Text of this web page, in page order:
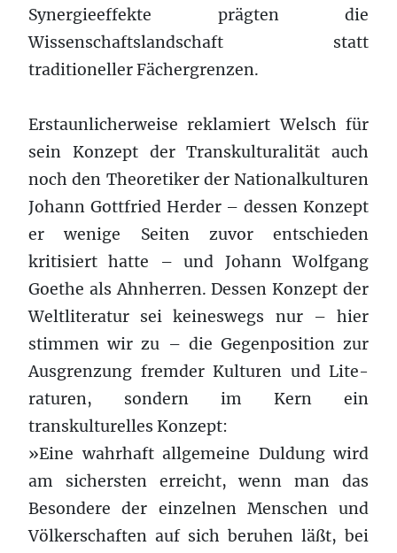
Synergieeffekte prägten die
Wissenschaftslandschaft statt
traditioneller Fächergrenzen.
Erstaunlicherweise reklamiert Welsch für
sein Konzept der Transkulturalität auch
noch den Theoretiker der Nationalkulturen
Johann Gottfried Herder – dessen Konzept
er wenige Seiten zuvor entschieden
kritisiert hatte – und Johann Wolfgang
Goethe als Ahnherren. Dessen Konzept der
Weltliteratur sei keineswegs nur – hier
stimmen wir zu – die Gegenposition zur
Ausgrenzung fremder Kulturen und Lite­
raturen, sondern im Kern ein
transkulturelles Konzept:
»Eine wahrhaft allgemeine Duldung wird
am sichersten erreicht, wenn man das
Besondere der einzelnen Menschen und
Völkerschaften auf sich beruhen läßt, bei